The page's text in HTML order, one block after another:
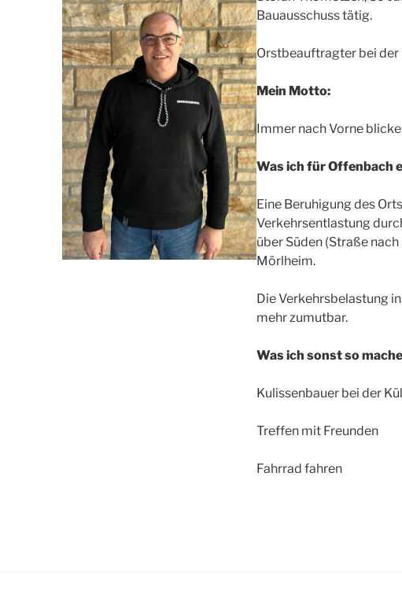
Bauausschuss tätig.
Orstbeauftragter bei
Mein Motto:
Immer nach Vorne
Was ich für Offenbach
Eine Beruhigung des
Verkehrsentlastung
über Süden (Straße
Mörlheim.
Die Verkehrsbelastung
mehr zumutbar.
Was ich sonst so
Kulissenbauer bei der
Treffen mit Freunden
Fahrrad fahren